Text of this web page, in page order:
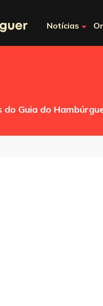
Notícias
do Guia do